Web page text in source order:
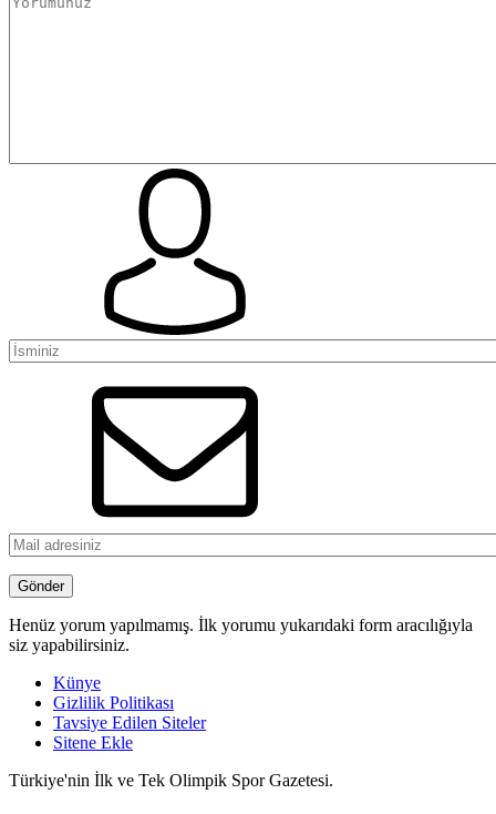
Henüz yorum yapılmamış. İlk yorumu yukarıdaki form aracılığıyla
siz yapabilirsiniz.
Künye
Gizlilik Politikası
Tavsiye Edilen Siteler
Sitene Ekle
Türkiye'nin İlk ve Tek Olimpik Spor Gazetesi.